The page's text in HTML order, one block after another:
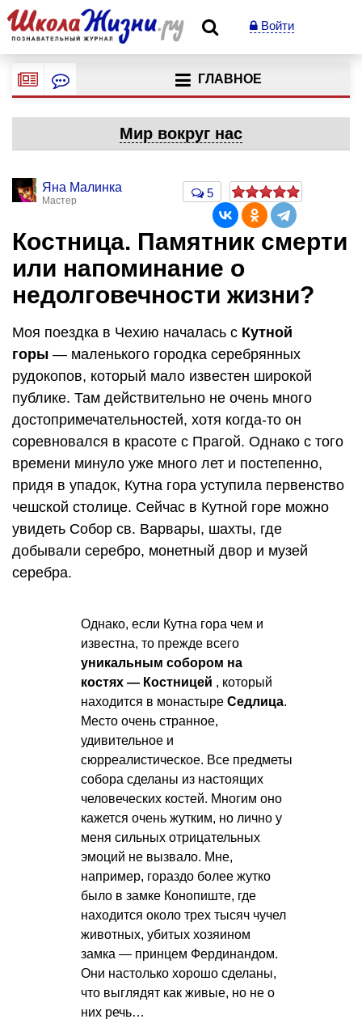
Войти
ГЛАВНОЕ
Мир вокруг нас
Яна Малинка
Мастер
5
Костница. Памятник смерти
или напоминание о
недолговечности жизни?
Моя поездка в Чехию началась с Кутной
горы — маленького городка серебрянных
рудокопов, который мало известен широкой
публике. Там действительно не очень много
достопримечательностей, хотя когда-то он
соревновался в красоте с Прагой. Однако с того
времени минуло уже много лет и постепенно,
придя в упадок, Кутна гора уступила первенство
чешской столице. Сейчас в Кутной горе можно
увидеть Собор св. Варвары, шахты, где
добывали серебро, монетный двор и музей
серебра.
Однако, если Кутна гора чем и
известна, то прежде всего
уникальным собором на
костях — Костницей , который
находится в монастыре Седлица.
Место очень странное,
удивительное и
сюрреалистическое. Все предметы
собора сделаны из настоящих
человеческих костей. Многим оно
кажется очень жутким, но лично у
меня сильных отрицательных
эмоций не вызвало. Мне,
например, гораздо более жутко
было в замке Конопиште, где
находится около трех тысяч чучел
животных, убитых хозяином
замка — принцем Фердинандом.
Они настолько хорошо сделаны,
что выглядят как живые, но не о
них речь…